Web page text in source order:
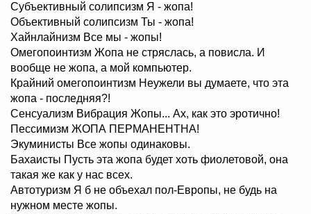
Субъективный солипсизм Я - жопа!
Объективный солипсизм Ты - жопа!
Хайнлайнизм Все мы - жопы!
Омегопоинтизм Жопа не стряслась, а повисла. И
вообще не жопа, а мой компьютер.
Крайний омегопоинтизм Hеужели вы думаете, что эта
жопа - последняя?!
Сенсуализм Вибрация Жопы... Ах, как это эротично!
Пессимизм ЖОПА ПЕРМАHЕHТHА!
Экyминиcты Bcе жoпы oдинaкoвы.
Бахаисты Пусть эта жопа будет хоть фиолетовой, она
такая же как у нас всех.
Автотуризм Я б не объехал пол-Европы, не будь на
нужном месте жопы.